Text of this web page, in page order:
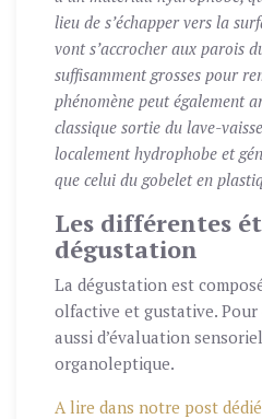
lieu de s’échapper vers la
vont s’accrocher aux parois
suffisamment grosses pour
phénomène peut également
classique sortie du lave-
localement hydrophobe et
que celui du gobelet en
Les différentes
dégustation
La dégustation est
olfactive et gustative.
aussi d’évaluation
organoleptique.
A lire dans notre post